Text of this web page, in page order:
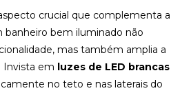
crucial que complementa a
banheiro bem iluminado não
mas também amplia a
Invista em luzes de LED brancas
no teto e nas laterais do